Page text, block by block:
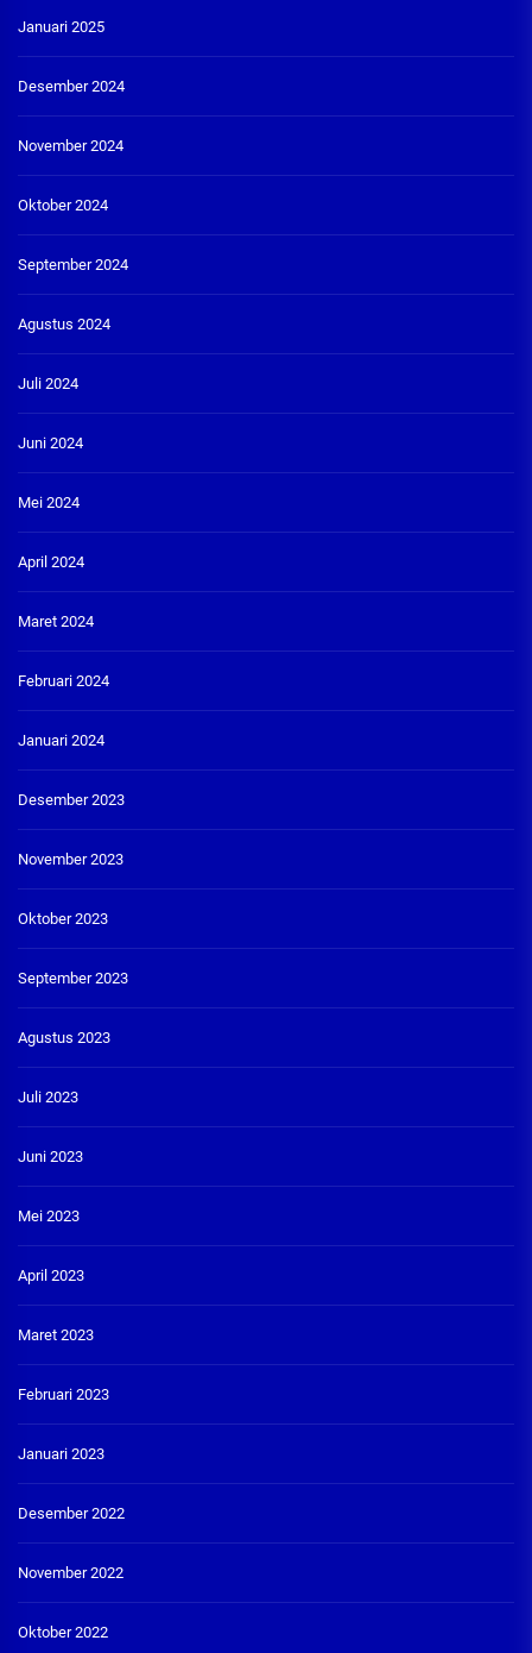
Januari 2025
Desember 2024
November 2024
Oktober 2024
September 2024
Agustus 2024
Juli 2024
Juni 2024
Mei 2024
April 2024
Maret 2024
Februari 2024
Januari 2024
Desember 2023
November 2023
Oktober 2023
September 2023
Agustus 2023
Juli 2023
Juni 2023
Mei 2023
April 2023
Maret 2023
Februari 2023
Januari 2023
Desember 2022
November 2022
Oktober 2022